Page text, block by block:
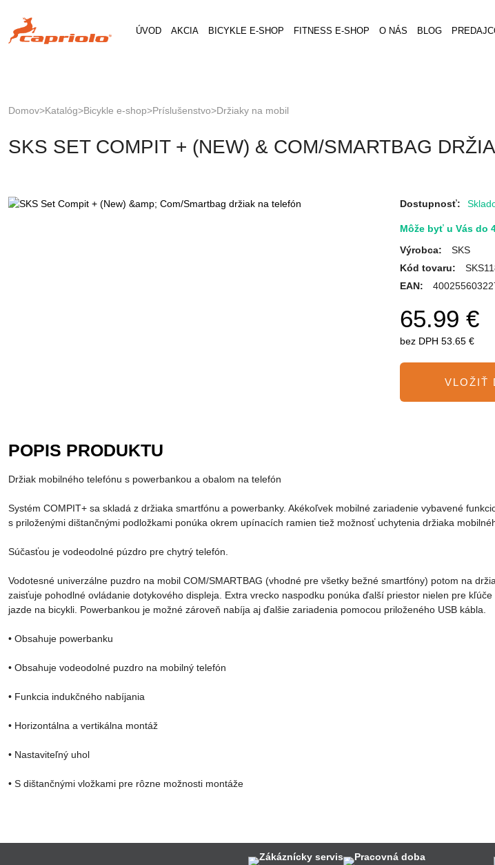
navigation
ÚVOD AKCIA BICYKLE E-SHOP FITNESS E-SHOP O NÁS BLOG
sa
Domov>Katalóg>Bicykle e-shop>Príslušenstvo>Držiaky na mobil
to
SKS SET COMPIT + (NEW) & COM/SMARTBAG
Dostupnosť:
Môže byť u Vás do
Výrobca:
SKS
Kód tovaru:
EAN:
65.99 €
bez DPH 53.65 €
POPIS PRODUKTU
Držiak mobilného telefónu s powerbankou a obalom na telefón
Systém COMPIT+ sa skladá z držiaka smartfónu a powerbanky. Akékoľvek mobilné zariadenie vybavené
s priloženými dištančnými podložkami ponúka okrem upínacích ramien tiež možnosť uchytenia držiaka
Súčasťou je vodeodolné púzdro pre chytrý telefón.
Vodotesné univerzálne puzdro na mobil COM/SMARTBAG (vhodné pre všetky bežné smartfóny) potom na
zaisťuje pohodlné ovládanie dotykového displeja. Extra vrecko naspodku ponúka ďalší priestor nielen pre
jazde na bicykli. Powerbankou je možné zároveň nabíja aj ďalšie zariadenia pomocou priloženého USB kábla.
• Obsahuje powerbanku
• Obsahuje vodeodolné puzdro na mobilný telefón
• Funkcia indukčného nabíjania
• Horizontálna a vertikálna montáž
• Nastaviteľný uhol
• S dištančnými vložkami pre rôzne možnosti montáže
Zákáznícky servis
Pracovná doba